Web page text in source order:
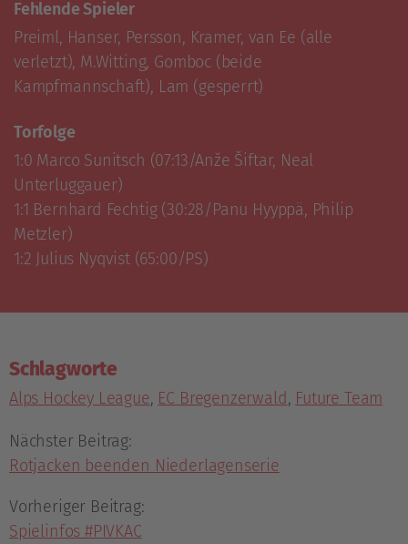
Fehlende Spieler
Preiml, Hanser, Persson, Kramer, van Ee (alle
verletzt), M.Witting, Gomboc (beide
Kampfmannschaft), Lam (gesperrt)
Torfolge
1:0 Marco Sunitsch (07:13/Anže Šiftar, Neal
Unterluggauer)
1:1 Bernhard Fechtig (30:28/Panu Hyyppä, Philip
Metzler)
1:2 Julius Nyqvist (65:00/PS)
Schlagworte
Alps Hockey League, EC Bregenzerwald, Future Team
Nächster Beitrag:
Rotjacken beenden Niederlagenserie
Vorheriger Beitrag:
Spielinfos #PIVKAC